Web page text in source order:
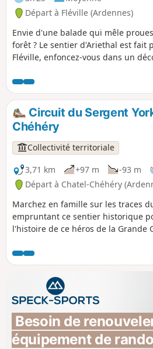
Départ à Fléville (Ardennes)
Envie d'une balade qui mêle
forêt ? Le sentier d'Ariethal est fait
Fléville, enfoncez-vous dans un
dans son écrin de verdure, le
vous invitera aussi à entrer dans
dédiée à la Big Red One,
cette terre à l'histoire.
Circuit du Sergent
Chéhéry
Collectivité territoriale
3,71 km
+97 m -93 m
Départ à Chatel-Chéhéry
Marchez en famille sur les traces
empruntant ce sentier historique
l'histoire de ce héros de la Grande
irez de panneau d'informations en
pour découvrir les principales
les actes héroïques de York qui
l'anéantissement et conduisirent
Forêt d'Argonne.
Besoin de
équipement de